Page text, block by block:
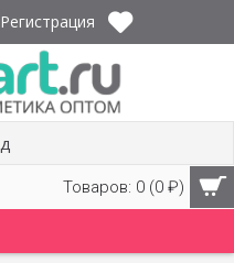
Регистрация
Товаров: 0 (0 ₽)